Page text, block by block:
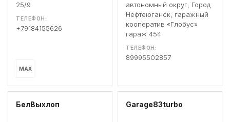
25/9
ТЕЛЕФОН:
+79184155626
MAX
автономный округ, Город
Нефтеюганск, гаражный
кооператив «Глобус»
гараж 454
ТЕЛЕФОН:
89995502857
БелВыхлоп Garage83turbo